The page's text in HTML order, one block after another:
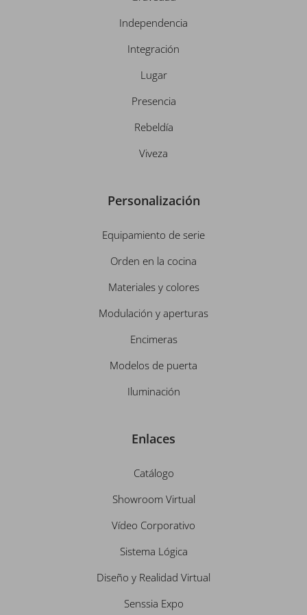
Independencia
Integración
Lugar
Presencia
Rebeldía
Viveza
Personalización
Equipamiento de serie
Orden en la cocina
Materiales y colores
Modulación y aperturas
Encimeras
Modelos de puerta
Iluminación
Enlaces
Catálogo
Showroom Virtual
Vídeo Corporativo
Sistema Lógica
Diseño y Realidad Virtual
Senssia Expo